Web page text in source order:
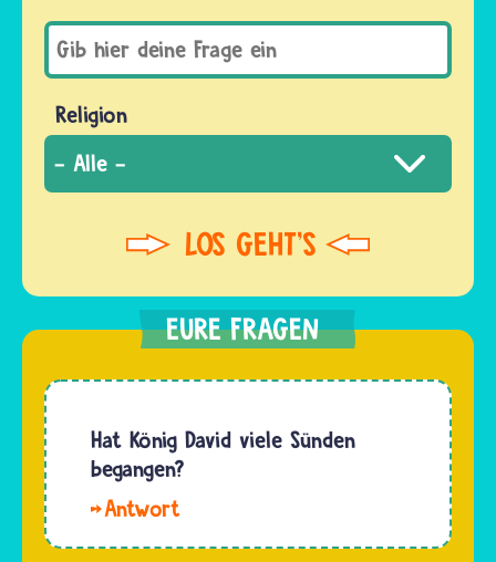
Religion
Hat König David viele Sünden
begangen?